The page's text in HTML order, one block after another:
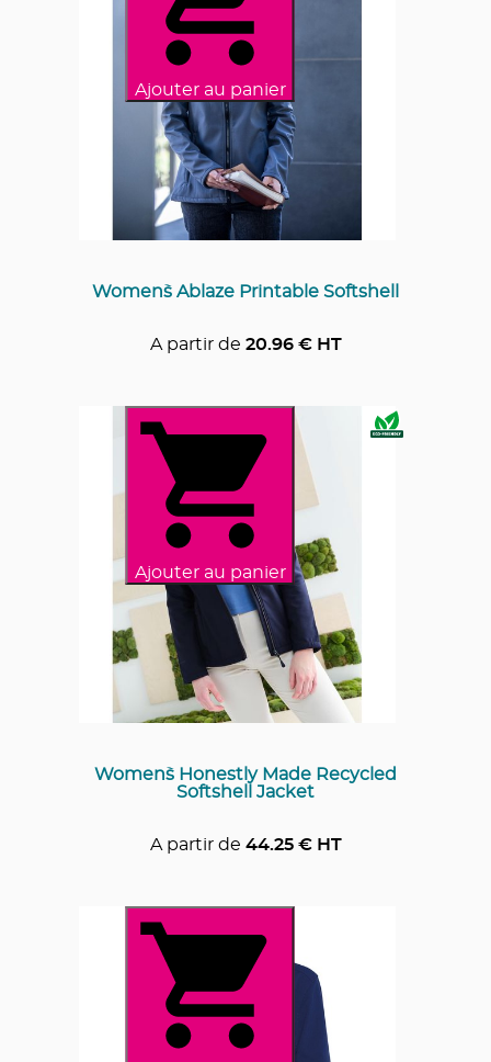
Ajouter au panier
Women`s Ablaze Printable Softshell
A partir de 20.96€ HT
Ajouter au panier
Women`s Honestly Made Recycled
Softshell Jacket
A partir de 44.25€ HT